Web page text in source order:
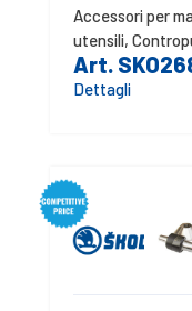
Accessori per
utensili,
Art.
Dettagli